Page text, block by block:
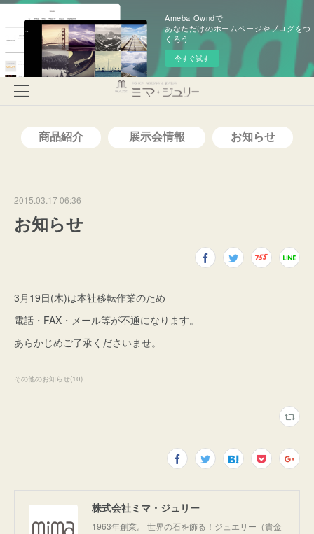
Ameba Owndで
あなただけのホームページやブログをつ
くろう
今すぐ試す
2015.03.17 06:36
お知らせ
3月19日(木)は本社移転作業のため
電話・FAX・メール等が不通になります。
あらかじめご了承くださいませ。
その他のお知らせ(10)
株式会社ミマ・ジュリー
1963年創業。 世界の石を飾る！ジュエリー（貴金